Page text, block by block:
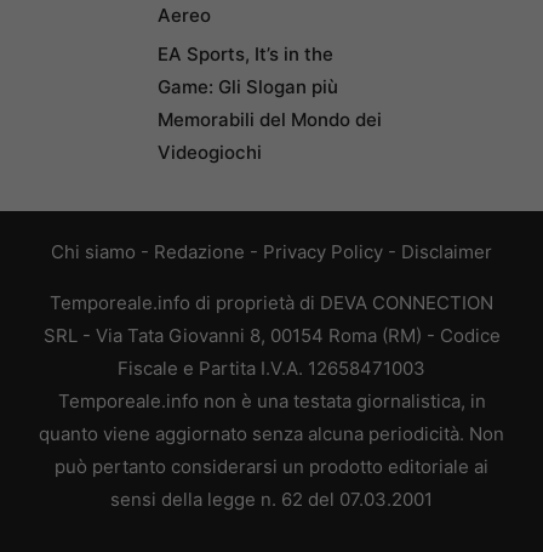
Aereo
EA Sports, It’s in the
Game: Gli Slogan più
Memorabili del Mondo dei
Videogiochi
Chi siamo - Redazione - Privacy Policy - Disclaimer
Temporeale.info di proprietà di DEVA CONNECTION
SRL - Via Tata Giovanni 8, 00154 Roma (RM) - Codice
Fiscale e Partita I.V.A. 12658471003
Temporeale.info non è una testata giornalistica, in
quanto viene aggiornato senza alcuna periodicità. Non
può pertanto considerarsi un prodotto editoriale ai
sensi della legge n. 62 del 07.03.2001